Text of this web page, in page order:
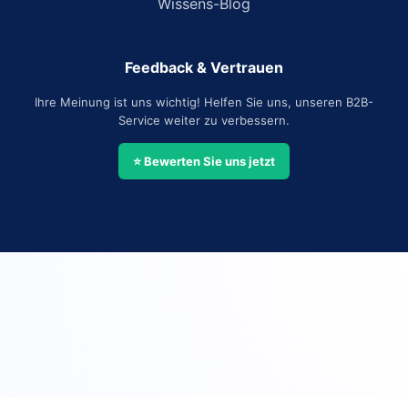
Wissens-Blog
Feedback & Vertrauen
Ihre Meinung ist uns wichtig! Helfen Sie uns, unseren B2B-
Service weiter zu verbessern.
⭐ Bewerten Sie uns jetzt